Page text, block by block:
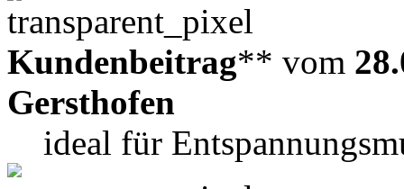
Kundenbeitrag** vom
Gersthofen
ideal für